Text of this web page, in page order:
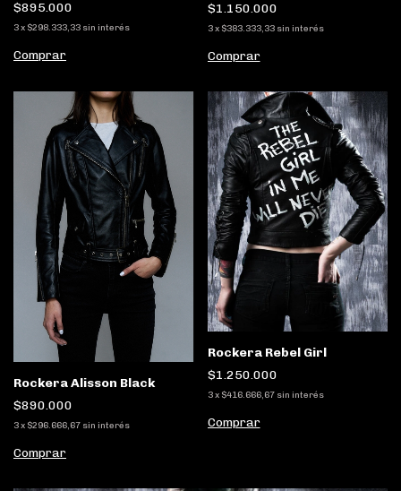
$895.000
3x $298.333,33 sin interés
Comprar
$1.150.000
3 x $383.333,33 sin interés
Comprar
Rockera Alisson Black
$890.000
3x $296.666,67 sin interés
Comprar
Rockera Rebel Girl
$1.250.000
3 x $416.666,67 sin interés
Comprar